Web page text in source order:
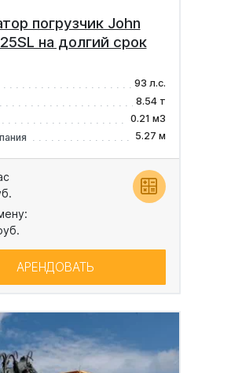
погрузчик John
на долгий срок
93 л.с.
8.54 т
0.21 м3
5.27 м
АРЕНДОВАТЬ